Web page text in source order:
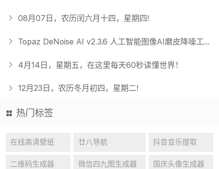
08月07日，农历闰六月十四，星期四!
Topaz DeNoise AI v2.3.6 人工智能图像AI磨皮降噪工具 英文版
4月14日，星期五，在这里每天60秒读懂世界！
12月23日，农历冬月初四，星期二!
热门标签
在线高清壁纸 廿八导航 抖音音乐提取
二维码生成器 微信四九图生成器 国庆头像生成器